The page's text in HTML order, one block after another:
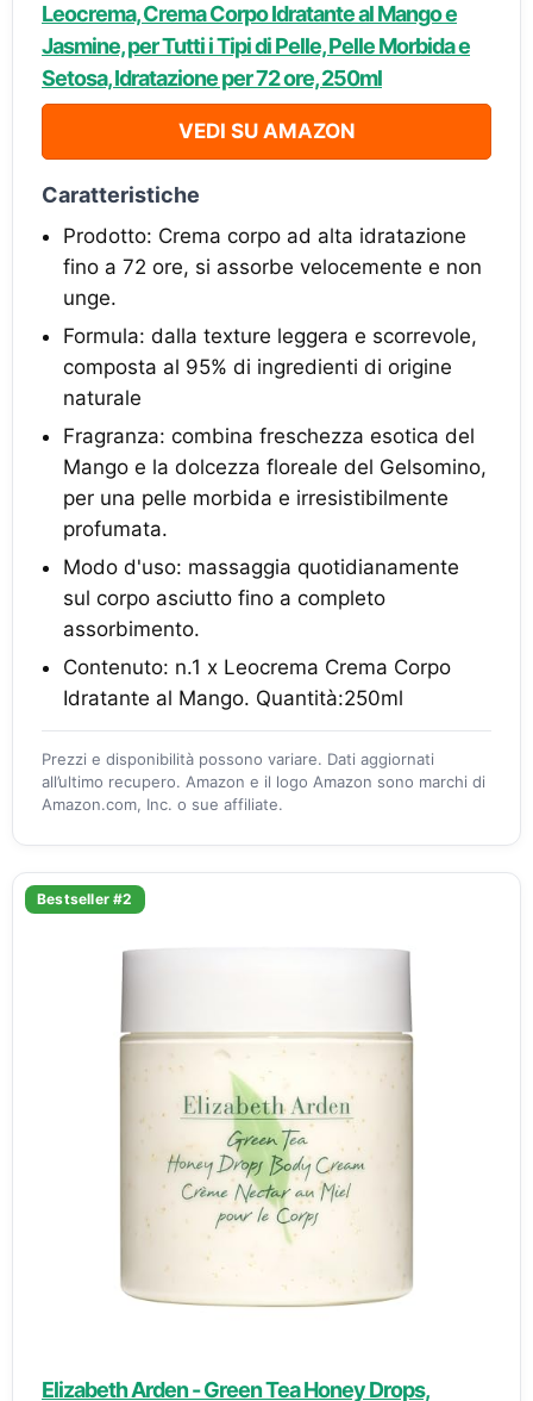
Leocrema, Crema Corpo Idratante al Mango e
Jasmine, per Tutti i Tipi di Pelle, Pelle Morbida e
Setosa, Idratazione per 72 ore, 250ml
VEDI SU AMAZON
Caratteristiche
Prodotto: Crema corpo ad alta idratazione
fino a 72 ore, si assorbe velocemente e non
unge.
Formula: dalla texture leggera e scorrevole,
composta al 95% di ingredienti di origine
naturale
Fragranza: combina freschezza esotica del
Mango e la dolcezza floreale del Gelsomino,
per una pelle morbida e irresistibilmente
profumata.
Modo d'uso: massaggia quotidianamente
sul corpo asciutto fino a completo
assorbimento.
Contenuto: n.1 x Leocrema Crema Corpo
Idratante al Mango. Quantità:250ml
Prezzi e disponibilità possono variare. Dati aggiornati
all’ultimo recupero. Amazon e il logo Amazon sono marchi di
Amazon.com, Inc. o sue affiliate.
Bestseller #2
Elizabeth Arden - Green Tea Honey Drops,